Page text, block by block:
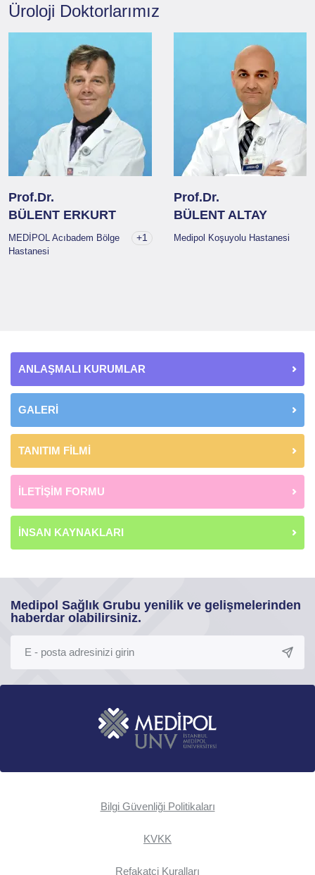
Üroloji Doktorlarımız
Prof.Dr.
BÜLENT ERKURT
MEDİPOL Acıbadem Bölge
Hastanesi
+1
Prof.Dr.
BÜLENT ALTAY
Medipol Koşuyolu Hastanesi
ANLAŞMALI KURUMLAR
GALERİ
TANITIM FİLMİ
İLETİŞİM FORMU
İNSAN KAYNAKLARI
Medipol Sağlık Grubu yenilik ve gelişmelerinden
haberdar olabilirsiniz.
Bilgi Güvenliği Politikaları
KVKK
Refakatçi Kuralları